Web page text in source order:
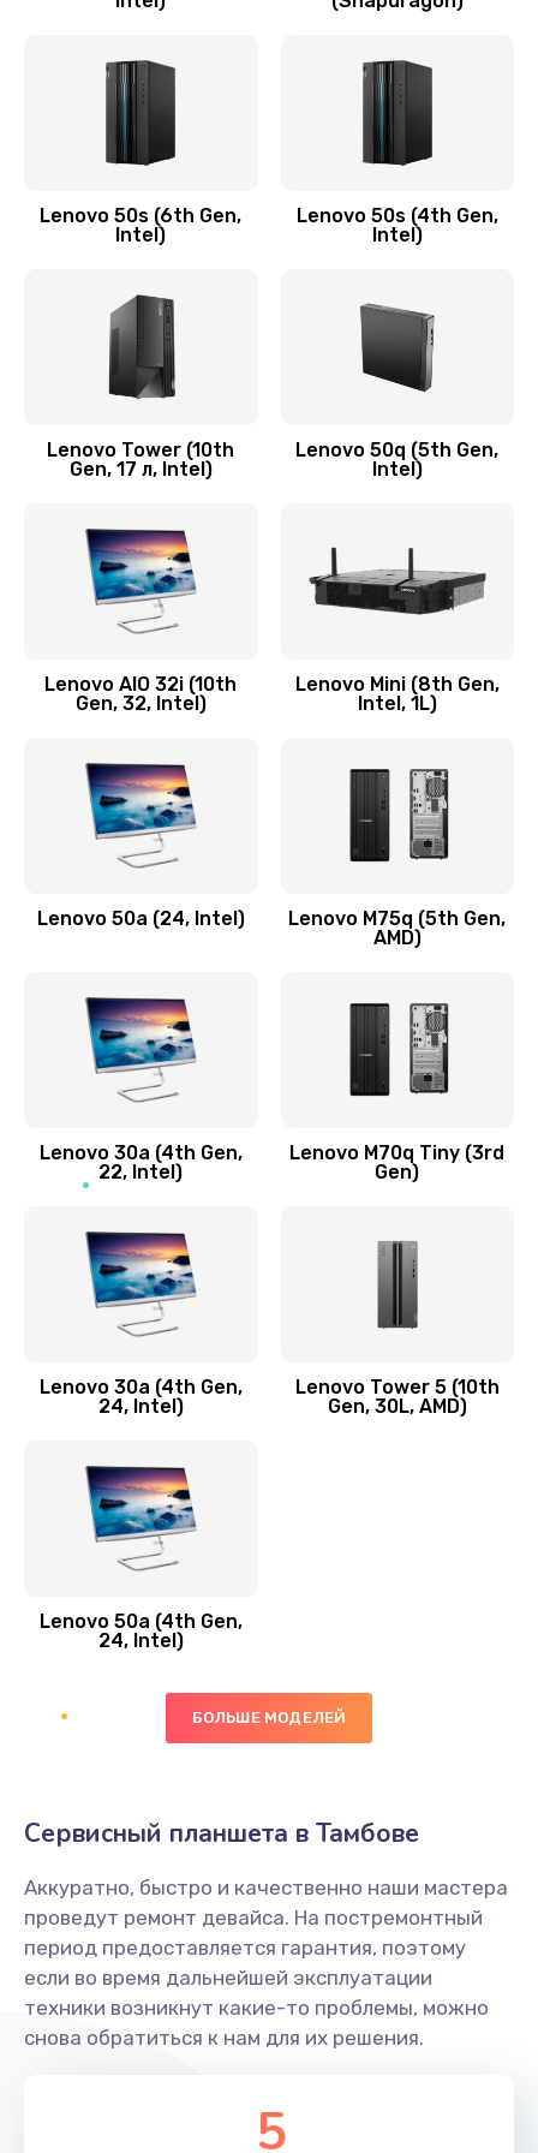
Замена модуля HDMI
590 руб.
Замена задней крышки устройства
Замена микросхемы (звук, контроллер,
процессор)
Замена кнопки включения/выключения
Заказать
600 руб.
Чистка от пыли или влаги
Ремонт элементов корпуса
Заказать
450 руб.
Ремонт цепей питания платы
400 руб.
Заказать
Замена слухового динамика
350 руб.
Настройка программного обеспечения
Lenovo 50s (6th Gen,
Intel)
Lenovo 50s (4th Gen,
Intel)
Lenovo Tower (10th
Gen, 17 л, Intel)
Lenovo 50q (5th Gen,
Intel)
Lenovo AIO 32i (10th
Gen, 32, Intel)
Lenovo Mini (8th Gen,
Intel, 1L)
Lenovo 50a (24, Intel)
Lenovo M75q (5th Gen,
AMD)
Lenovo 30a (4th Gen,
22, Intel)
Lenovo M70q Tiny (3rd
Gen)
Lenovo 30a (4th Gen,
24, Intel)
Lenovo Tower 5 (10th
Gen, 30L, AMD)
Lenovo 50a (4th Gen,
24, Intel)
БОЛЬШЕ МОДЕЛЕЙ
Сервисный планшета в Тамбове
Аккуратно, быстро и качественно наши мастера
проведут ремонт девайса. На постремонтный
период предоставляется гарантия, поэтому
если во время дальнейшей эксплуатации
техники возникнут какие-то проблемы, можно
снова обратиться к нам для их решения.
5